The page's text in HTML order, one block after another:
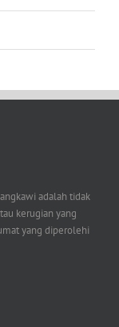
adalah tidak
kerugian yang
yang diperolehi